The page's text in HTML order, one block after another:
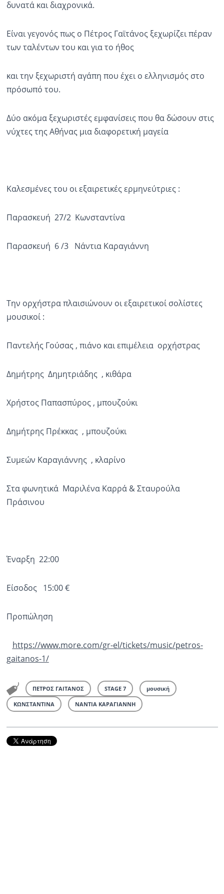
δυνατά και διαχρονικά.
Είναι γεγονός πως ο Πέτρος Γαϊτάνος ξεχωρίζει πέραν
των ταλέντων του και για το ήθος
και την ξεχωριστή αγάπη που έχει ο ελληνισμός στο
πρόσωπό του.
Δύο ακόμα ξεχωριστές εμφανίσεις που θα δώσουν στις
νύχτες της Αθήνας μια διαφορετική μαγεία
Καλεσμένες του οι εξαιρετικές ερμηνεύτριες :
Παρασκευή 27/2 Κωνσταντίνα
Παρασκευή 6 /3 Νάντια Καραγιάννη
Την ορχήστρα πλαισιώνουν οι εξαιρετικοί σολίστες
μουσικοί :
Παντελής Γούσας , πιάνο και επιμέλεια ορχήστρας
Δημήτρης Δημητριάδης , κιθάρα
Χρήστος Παπασπύρος , μπουζούκι
Δημήτρης Πρέκκας , μπουζούκι
Συμεών Καραγιάννης , κλαρίνο
Στα φωνητικά Μαριλένα Καρρά & Σταυρούλα
Πράσινου
Έναρξη 22:00
Είσοδος 15:00 €
Προπώληση
https://www.more.com/gr-el/tickets/music/petros-
gaitanos-1/
ΠΕΤΡΟΣ ΓΑΙΤΑΝΟΣ STAGE 7 μουσική
ΚΩΝΣΤΑΝΤΙΝΑ ΝΑΝΤΙΑ ΚΑΡΑΓΙΑΝΝΗ